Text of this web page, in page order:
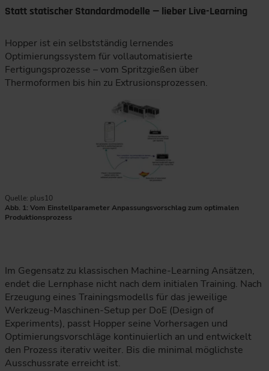
Quelle: plus10
Abb. 1: Vom Einstellparameter Anpassungsvorschlag zum optimalen
Produktionsprozess
Die Grafik zeigt den Regelkreis, mit dem Hopper
Statt statischer Standardmodelle — lieber Live-Learning
Hopper ist ein selbstständig lernendes
Optimierungssystem für vollautomatisierte
Fertigungsprozesse – vom Spritzgießen über
Thermoformen bis hin zu Extrusionsprozessen.
Im Gegensatz zu klassischen Machine-Learning Ansätzen,
endet die Lernphase nicht nach dem initialen Training. Nach
Erzeugung eines Trainingsmodells für das jeweilige
Werkzeug-Maschinen-Setup per DoE (Design of
Experiments), passt Hopper seine Vorhersagen und
Optimierungsvorschläge kontinuierlich an und entwickelt
den Prozess iterativ weiter. Bis die minimal möglichste
Ausschussrate erreicht ist.